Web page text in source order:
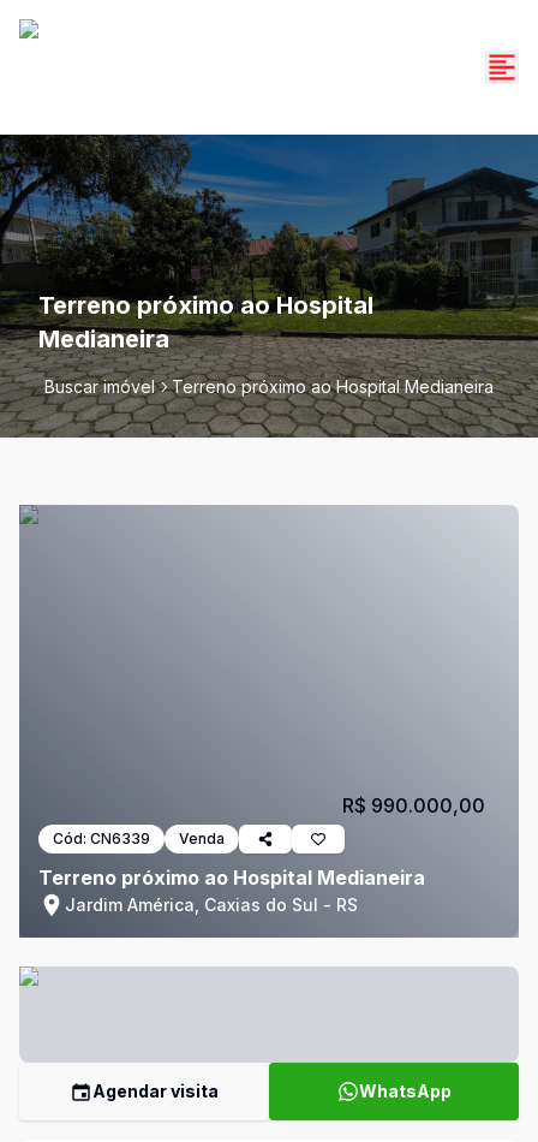
Terreno próximo ao Hospital
Medianeira
Buscar imóvel Terreno próximo ao Hospital Medianeira
Cód: CN6339 Venda
Terreno próximo ao Hospital Medianeira
Jardim América, Caxias do Sul - RS
R$ 990.000,00
Agendar visita WhatsApp